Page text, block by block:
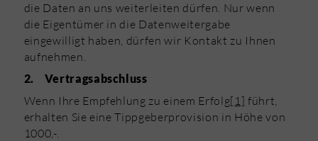
die Daten an uns weiterleiten dürfen. Nur wenn
die Eigentümer in die Datenweitergabe
eingewilligt haben, dürfen wir Kontakt zu Ihnen
aufnehmen.
2. Vertragsabschluss
Wenn Ihre Empfehlung zu einem Erfolg[1] führt,
erhalten Sie eine Tippgeberprovision in Höhe von
1000,-.